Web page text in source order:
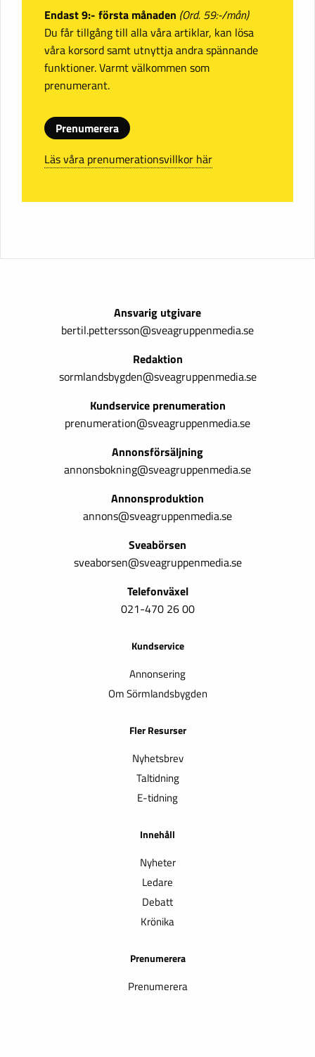
Endast 9:- första månaden (Ord. 59:-/mån)
Du får tillgång till alla våra artiklar, kan lösa
våra korsord samt utnyttja andra spännande
funktioner. Varmt välkommen som
prenumerant.
Prenumerera
Läs våra prenumerationsvillkor här
Ansvarig utgivare
bertil.pettersson@sveagruppenmedia.se
Redaktion
sormlandsbygden@sveagruppenmedia.se
Kundservice prenumeration
prenumeration@sveagruppenmedia.se
Annonsförsäljning
annonsbokning@sveagruppenmedia.se
Annonsproduktion
annons@sveagruppenmedia.se
Sveabörsen
sveaborsen@sveagruppenmedia.se
Telefonväxel
021-470 26 00
Kundservice
Annonsering
Om Sörmlandsbygden
Fler Resurser
Nyhetsbrev
Taltidning
E-tidning
Innehåll
Nyheter
Ledare
Debatt
Krönika
Prenumerera
Prenumerera